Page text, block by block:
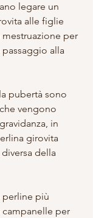
legare un
alle figlie
per
alla
pubertà sono
vengono
in
girovita
della
perline più
per